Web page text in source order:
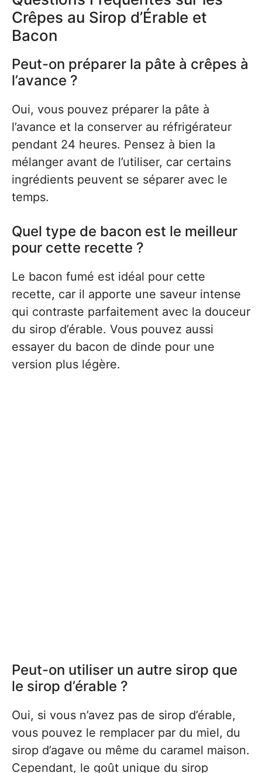
Crêpes au Sirop d’Érable et
Bacon
Peut-on préparer la pâte à crêpes à
l’avance ?
Oui, vous pouvez préparer la pâte à
l’avance et la conserver au réfrigérateur
pendant 24 heures. Pensez à bien la
mélanger avant de l’utiliser, car certains
ingrédients peuvent se séparer avec le
temps.
Quel type de bacon est le meilleur
pour cette recette ?
Le bacon fumé est idéal pour cette
recette, car il apporte une saveur intense
qui contraste parfaitement avec la douceur
du sirop d’érable. Vous pouvez aussi
essayer du bacon de dinde pour une
version plus légère.
Peut-on utiliser un autre sirop que
le sirop d’érable ?
Oui, si vous n’avez pas de sirop d’érable,
vous pouvez le remplacer par du miel, du
sirop d’agave ou même du caramel maison.
Cependant, le goût unique du sirop